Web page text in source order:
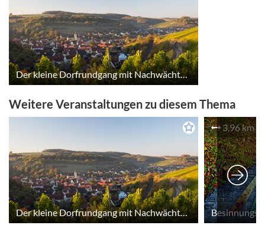
Der kleine Dorfrundgang mit Nachwächter - Geführte Wanderung
Weitere Veranstaltungen zu diesem Thema
Der kleine Dorfrundgang mit Nachwächter - Geführte Wanderung
3,96 km